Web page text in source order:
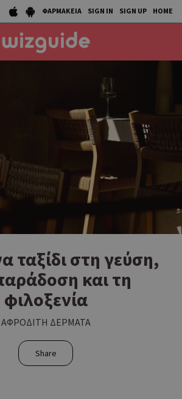
ΦΑΡΜΑΚΕΙΑ SIGN IN SIGN UP HOME
ταξίδι στη γεύση,
και τη
φιλοξενία
ΑΦΡΟΔΙΤΗ ΔΕΡΜΑΤΑ
Share